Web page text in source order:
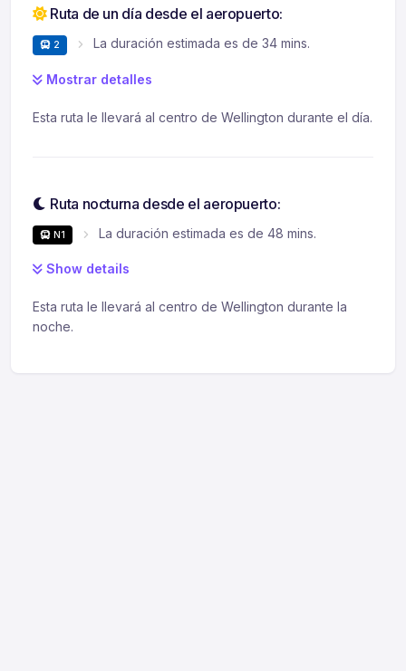
Ruta de un día desde el aeropuerto:
2 La duración estimada es de 34 mins.
Mostrar detalles
Esta ruta le llevará al centro de Wellington durante el día.
Ruta nocturna desde el aeropuerto:
N1 La duración estimada es de 48 mins.
Show details
Esta ruta le llevará al centro de Wellington durante la
noche.